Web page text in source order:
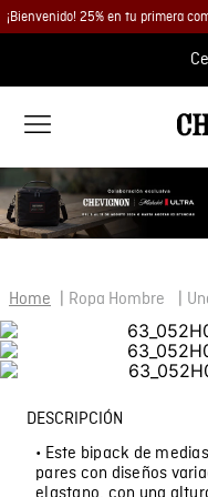
¡Bienvenido! 25% en tu primera
Ropa Hombre
DESCRIPCIÓN
• Este bipack de
pares con diseños